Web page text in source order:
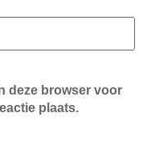
deze browser voor
plaats.